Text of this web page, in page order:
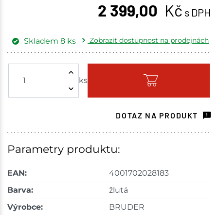
2 399,00 Kč s DPH
ks
Skladem 8 ks
Zobrazit dostupnost na prodejnách
Skladem - ihned k odeslání
Choceň 1 ks
Skladem na prodejně - doručení do 7 dnů
DOTAZ NA PRODUKT
Parametry produktu:
EAN:
4001702028183
Barva:
žlutá
Výrobce:
BRUDER